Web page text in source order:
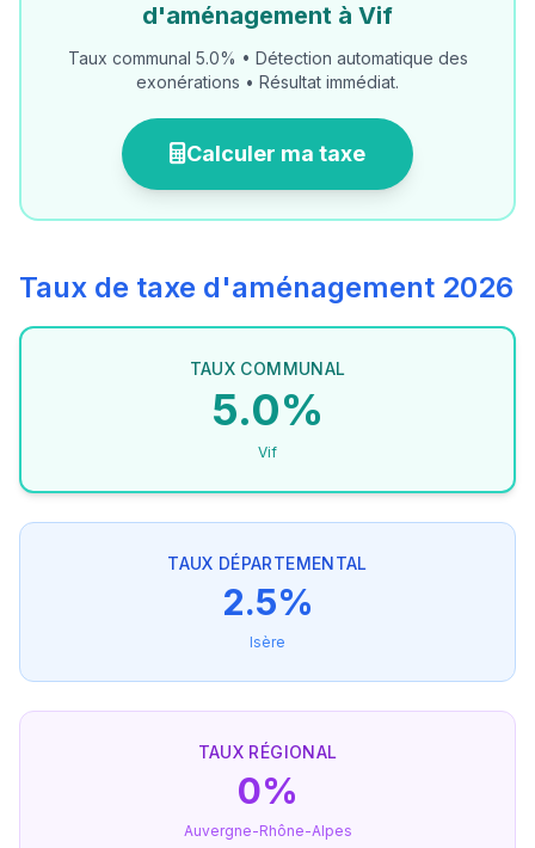
d'aménagement à Vif
Taux communal 5.0% • Détection automatique des
exonérations • Résultat immédiat.
Calculer ma taxe
Taux de taxe d'aménagement 2026
TAUX COMMUNAL
5.0%
Vif
TAUX DÉPARTEMENTAL
2.5%
Isère
TAUX RÉGIONAL
0%
Auvergne-Rhône-Alpes